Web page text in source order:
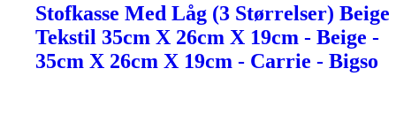
Stofkasse Med Låg (3 Størrelser) Beige
Tekstil 35cm X 26cm X 19cm - Beige -
35cm X 26cm X 19cm - Carrie - Bigso